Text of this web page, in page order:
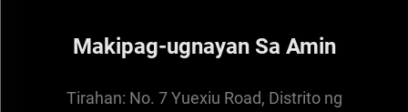
Makipag-ugnayan Sa Amin
Tirahan: No. 7 Yuexiu Road, Distrito ng